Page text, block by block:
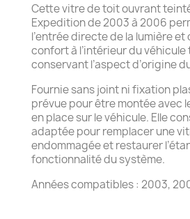
Cette vitre de toit ouvrant
Expedition de 2003 à 2006
l’entrée directe de la lumière et
confort à l’intérieur du véhicule
conservant l’aspect d’origine
Fournie sans joint ni fixation
prévue pour être montée avec
en place sur le véhicule. Elle
adaptée pour remplacer une
endommagée et restaurer
fonctionnalité du système.
Années compatibles : 2003,